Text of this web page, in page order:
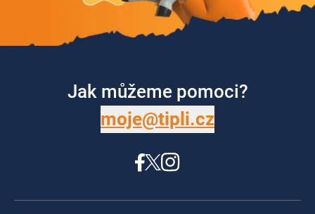
Jak můžeme pomoci?
moje@tipli.cz